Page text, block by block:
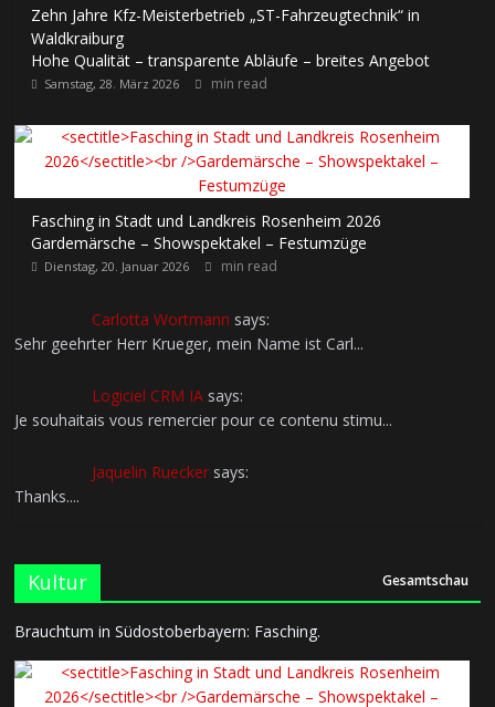
Zehn Jahre Kfz-Meisterbetrieb „ST-Fahrzeugtechnik“ in
Waldkraiburg
Hohe Qualität – transparente Abläufe – breites Angebot
Samstag, 28. März 2026 min read
Fasching in Stadt und Landkreis Rosenheim 2026
Gardemärsche – Showspektakel – Festumzüge
Dienstag, 20. Januar 2026 min read
Carlotta Wortmann says:
Sehr geehrter Herr Krueger, mein Name ist Carl...
Logiciel CRM IA says:
Je souhaitais vous remercier pour ce contenu stimu...
Jaquelin Ruecker says:
Thanks....
Kultur Gesamtschau
Brauchtum in Südostoberbayern: Fasching.